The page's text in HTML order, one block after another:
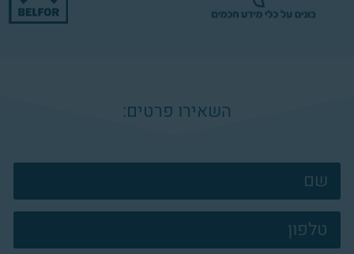
השאירו פרטים:
צרו
קשר
פוטר